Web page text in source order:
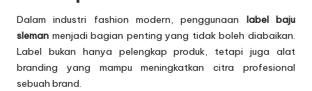
Dalam industri fashion modern, penggunaan label baju
sleman menjadi bagian penting yang tidak boleh diabaikan.
Label bukan hanya pelengkap produk, tetapi juga alat
branding yang mampu meningkatkan citra profesional
sebuah brand.